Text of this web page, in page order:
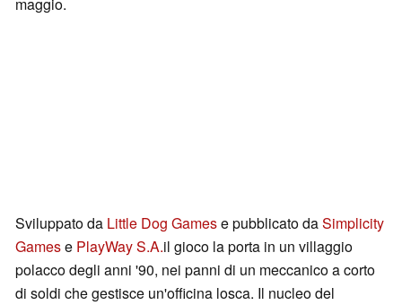
Sviluppato da Little Dog Gamese pubblicato daSimplicity
Gamese PlayWay S.A.il gioco la porta in un villaggio
polacco degli anni '90, nei panni di un meccanico a corto
di soldi che gestisce un'officina losca. Il nucleo del